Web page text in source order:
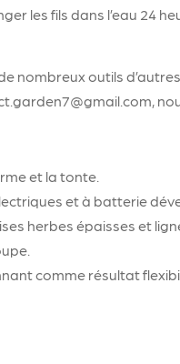
les fils dans l’eau 24
outils
et la tonte.
et à batterie
herbes épaisses et
comme résultat